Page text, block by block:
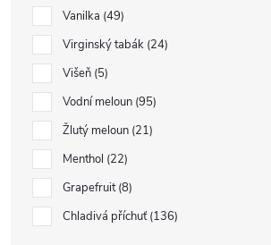
Vanilka 49
Virginský tabák 24
Višeň 5
Vodní meloun 95
Žlutý meloun 21
Menthol 22
Grapefruit 8
Chladivá příchuť 136